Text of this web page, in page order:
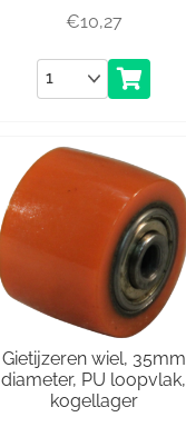
€10,27
Aantal
Gietijzeren wiel, 35mm
diameter, PU loopvlak,
kogellager